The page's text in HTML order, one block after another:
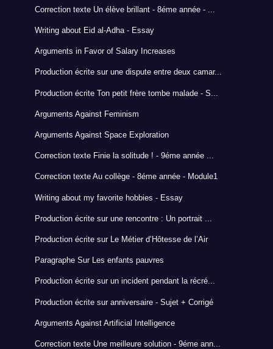
Correction texte Un élève brillant - 8éme année - ...
Writing about Eid al-Adha - Essay
Arguments in Favor of Salary Increases
Production écrite sur une dispute entre deux camar...
Production écrite Ton petit frère tombe malade - S...
Arguments Against Feminism
Arguments Against Space Exploration
Correction texte Finie la solitude ! - 9éme année ...
Correction texte Au collège - 8éme année - Module1
Writing about my favorite hobbies - Essay
Production écrite sur une rencontre : Un portrait ...
Production écrite sur Le Métier d’Hôtesse de l’Air
Paragraphe Sur Les enfants pauvres
Production écrite sur un incident pendant la récré...
Production écrite sur anniversaire - Sujet + Corrigé
Arguments Against Artificial Intelligence
Correction texte Une meilleure solution - 9éme ann...